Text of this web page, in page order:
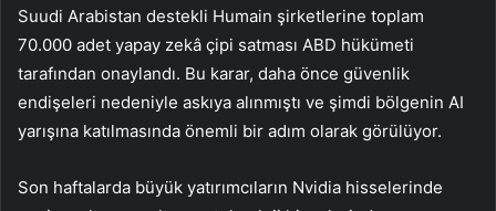
Suudi Arabistan destekli Humain şirketlerine toplam
70.000 adet yapay zekâ çipi satması ABD hükümeti
tarafından onaylandı. Bu karar, daha önce güvenlik
endişeleri nedeniyle askıya alınmıştı ve şimdi bölgenin AI
yarışına katılmasında önemli bir adım olarak görülüyor.
Son haftalarda büyük yatırımcıların Nvidia hisselerinde